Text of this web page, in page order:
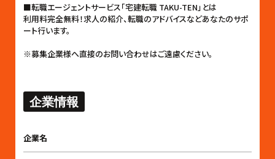
■転職エージェントサービス「宅建転職 TAKU-TEN」とは
利用料完全無料！求人の紹介、転職のアドバイスなどあなたのサポ
ート行います。
※募集企業様へ直接のお問い合わせはご遠慮ください。
企業情報
企業名